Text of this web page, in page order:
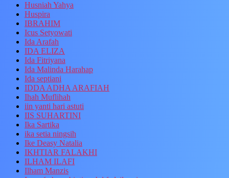
Husniah Yahya
Huspira
IBRAHIM
Icus Setyowati
Ida Arafah
IDA ELIZA
Ida Fitriyana
Ida Malinda Harahap
Ida septiani
IDDA ADHA ARAFIAH
Ihah Muflihah
iin yanti hari astuti
IIS SUHARTINI
Ika Sartika
ika setia ningsih
Ike Deasy Natalia
IKHTIAR FALAKHI
ILHAM ILAFI
Ilham Manzis